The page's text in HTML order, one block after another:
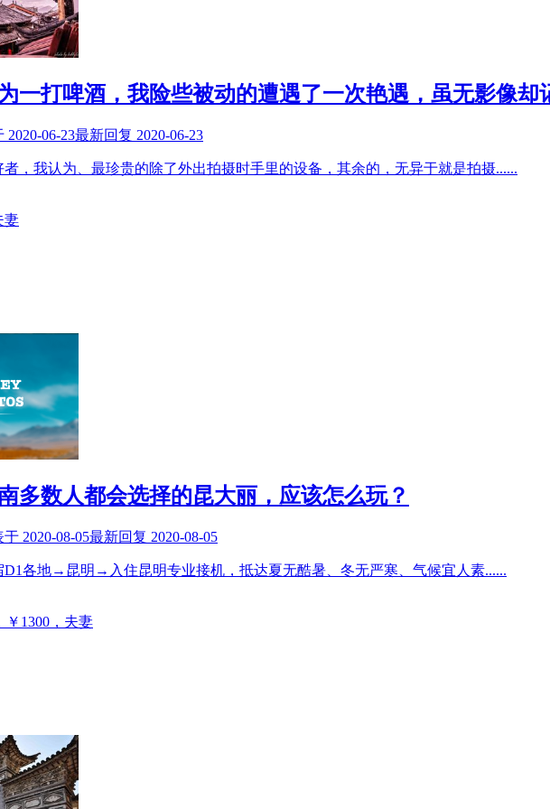
一打啤酒，我险些被动的遭遇了一次艳遇，虽无影像却
2020-06-23最新回复 2020-06-23
者，我认为、最珍贵的除了外出拍摄时手里的设备，其余的，无异于就是拍摄......
妻
多数人都会选择的昆大丽，应该怎么玩？
于 2020-08-05最新回复 2020-08-05
D1各地→昆明→入住昆明专业接机，抵达夏无酷暑、冬无严寒、气候宜人素......
￥1300 ，夫妻